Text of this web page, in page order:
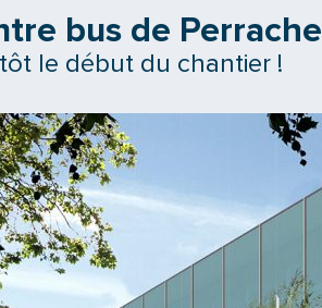
bus de Perrache
le début du chantier !